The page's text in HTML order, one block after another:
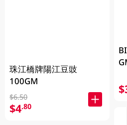
珠江橋牌陽江豆豉
100GM
$6.50
$4.80